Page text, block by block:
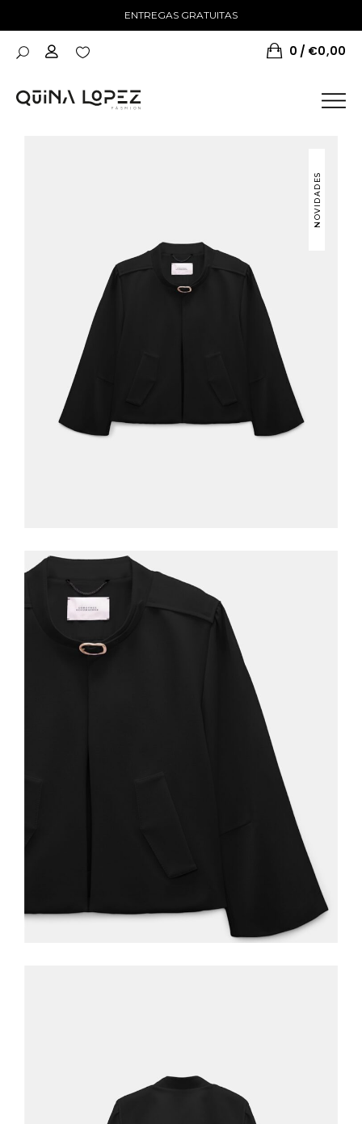
ENTREGAS GRATUITAS
0 €0,00
NOVIDADES